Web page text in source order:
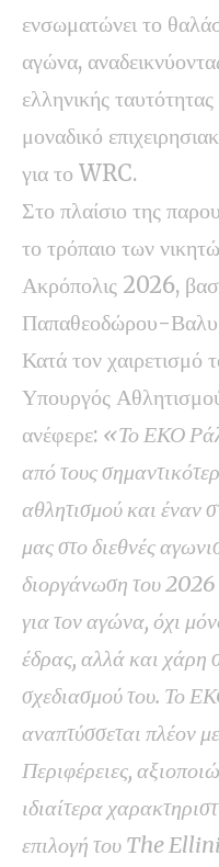
ενσωματώνει το
αγώνα,
ελληνικής
μοναδικό
για το WRC.
Στο πλαίσιο της
το τρόπαιο των
Ακρόπολις 2026,
Παπαθεοδώρου-
Κατά τον χαιρετισμό
Υπουργός
ανέφερε: «Το ΕΚΟ
από τους
αθλητισμού και έναν
μας στο διεθνές
διοργάνωση του 2026
για τον αγώνα, όχι
έδρας, αλλά και χάρη
σχεδιασμού του. Το
αναπτύσσεται πλέον
Περιφέρειες,
ιδιαίτερα
επιλογή του The